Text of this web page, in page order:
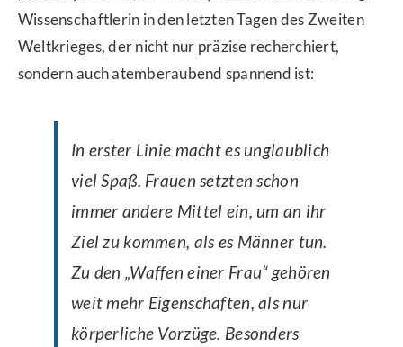
Wissenschaftlerin in den letzten Tagen des Zweiten
Weltkrieges, der nicht nur präzise recherchiert,
sondern auch atemberaubend spannend ist:
In erster Linie macht es unglaublich
viel Spaß. Frauen setzten schon
immer andere Mittel ein, um an ihr
Ziel zu kommen, als es Männer tun.
Zu den „Waffen einer Frau“ gehören
weit mehr Eigenschaften, als nur
körperliche Vorzüge. Besonders